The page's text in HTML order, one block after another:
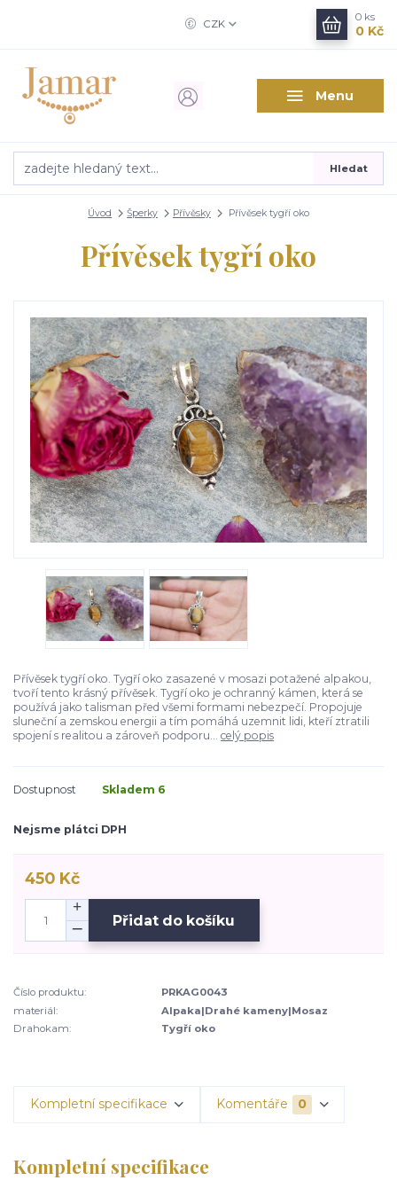
Menu
CZK
Hledat
0 ks
0 Kč
Úvod Šperky Přívěsky Přívěsek tygří oko
Přívěsek tygří oko
Přívěsek tygří oko. Tygří oko zasazené v mosazi potažené alpakou,
tvoří tento krásný přívěsek. Tygří oko je ochranný kámen, která se
používá jako talisman před všemi formami nebezpečí. Propojuje
sluneční a zemskou energii a tím pomáhá uzemnit lidi, kteří ztratili
spojení s realitou a zároveň podporu... celý popis
Dostupnost Skladem 6
Nejsme plátci DPH
450 Kč
Přidat do košíku
Číslo produktu:
PRKAG0043
materiál:
Alpaka|Drahé kameny|Mosaz
Drahokam:
Tygří oko
Kompletní specifikace Komentáře 0
Kompletní specifikace